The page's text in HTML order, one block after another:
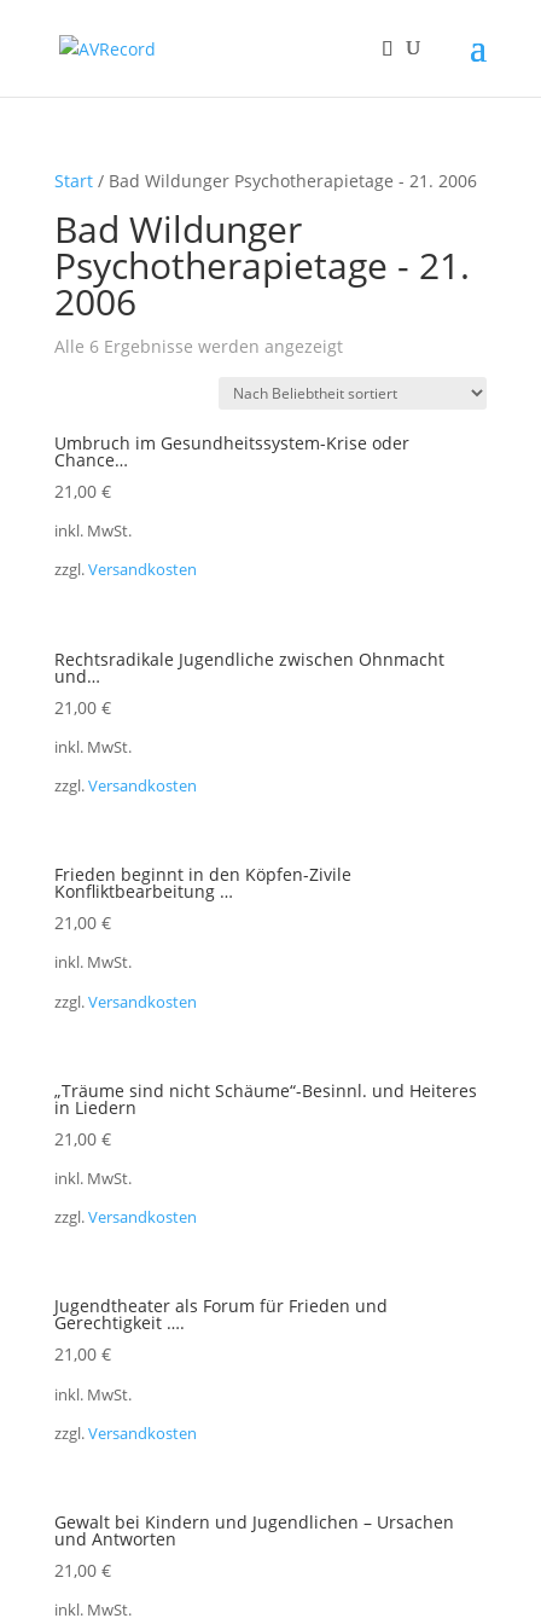
Start/ Bad Wildunger Psychotherapietage - 21. 2006
Bad Wildunger
Psychotherapietage - 21.
2006
Alle 6 Ergebnisse werden angezeigtNach
sortiert
Umbruch im Gesundheitssystem-Krise oder
Chance…
21,00 €
inkl. MwSt.
zzgl.Versandkosten
Rechtsradikale Jugendliche zwischen Ohnmacht
und…
21,00 €
inkl. MwSt.
zzgl.Versandkosten
Frieden beginnt in den Köpfen-Zivile
Konfliktbearbeitung …
21,00 €
inkl. MwSt.
zzgl.Versandkosten
„Träume sind nicht Schäume“-Besinnl. und Heiteres
in Liedern
21,00 €
inkl. MwSt.
zzgl.Versandkosten
Jugendtheater als Forum für Frieden und
Gerechtigkeit ….
21,00 €
inkl. MwSt.
zzgl.Versandkosten
Gewalt bei Kindern und Jugendlichen – Ursachen
und Antworten
21,00 €
inkl. MwSt.